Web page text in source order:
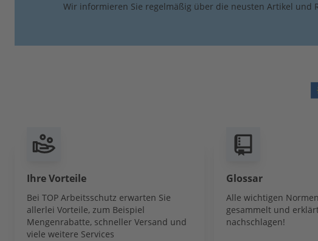
Wir informieren Sie regelmäßig über die neusten Artikel und
Ihre Vorteile
Bei TOP Arbeitsschutz erwarten Sie
allerlei Vorteile, zum Beispiel
Mengenrabatte, schneller Versand und
viele weitere Services
Glossar
Alle wichtigen
gesammelt und
nachschlagen!